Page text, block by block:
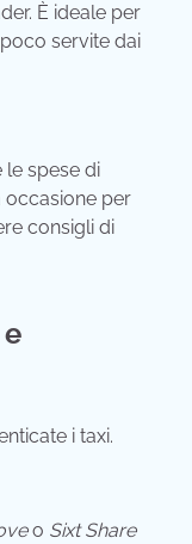
È ideale per
servite dai
le spese di
occasione per
consigli di
i taxi.
o Sixt Share